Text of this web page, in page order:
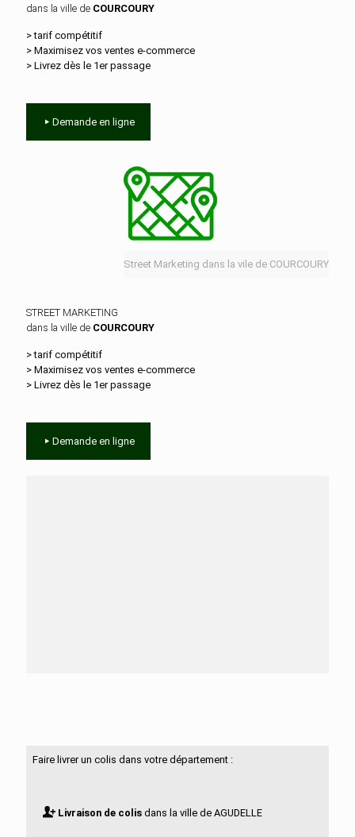
dans la ville de COURCOURY
> tarif compétitif
> Maximisez vos ventes e‑commerce
> Livrez dès le 1er passage
Demande en ligne
Street Marketing dans la vile de COURCOURY
STREET MARKETING
dans la ville de COURCOURY
> tarif compétitif
> Maximisez vos ventes e‑commerce
> Livrez dès le 1er passage
Demande en ligne
Faire livrer un colis dans votre département :
Livraison de colisdans la ville de AGUDELLE